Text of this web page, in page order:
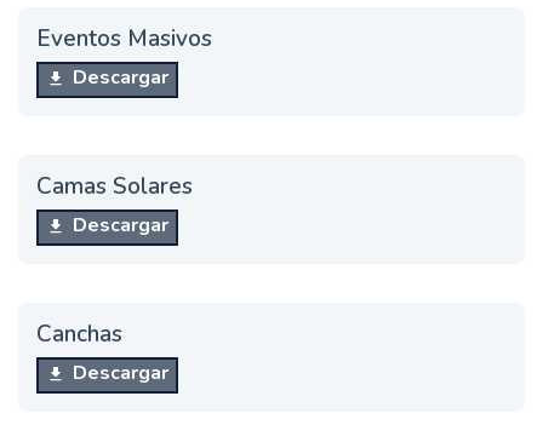
Eventos Masivos
Descargar
Camas Solares
Descargar
Canchas
Descargar